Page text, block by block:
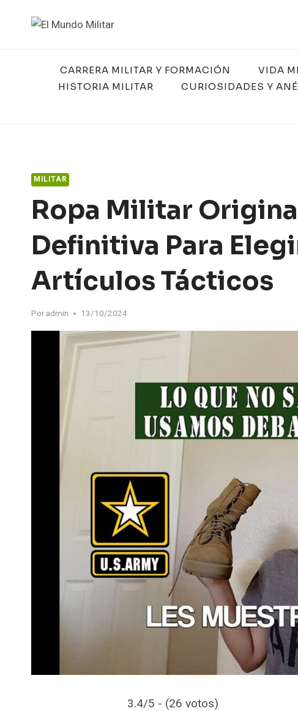
CARRERA MILITAR Y FORMACIÓN VIDA
HISTORIA MILITAR
CURIOSIDADES Y
MILITAR
Ropa Militar
Definitiva Para
Artículos Tácticos
Por admin 13/10/2024
3.4/5 - (26 votos)